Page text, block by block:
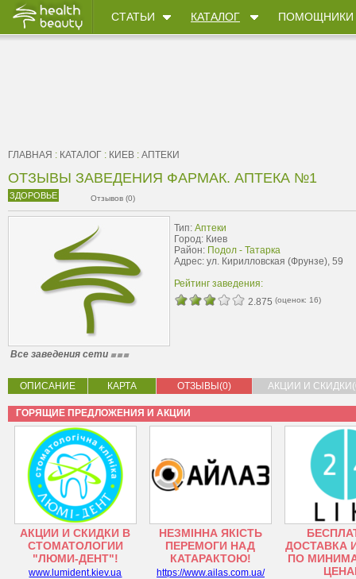
СТАТЬИ КАТАЛОГ ПОМОЩНИКИ
ГЛАВНАЯ : КАТАЛОГ : КИЕВ : АПТЕКИ
ОТЗЫВЫ ЗАВЕДЕНИЯ ФАРМАК. АПТЕКА №1
ЗДОРОВЬЕ Отзывов (0)
Тип: Аптеки
Город: Киев
Район: Подол - Татарка
Адрес: ул. Кирилловская (Фрунзе), 59
Рейтинг заведения:
2.875 (оценок: 16)
Все заведения сети
ОПИСАНИЕ КАРТА ОТЗЫВЫ(0) АКЦИИ И
ГОРЯЩИЕ ПРЕДЛОЖЕНИЯ И АКЦИИ
АКЦИИ И СКИДКИ В
СТОМАТОЛОГИИ
"ЛЮМИ-ДЕНТ"!
www.lumident.kiev.ua
НЕЗМІННА ЯКІСТЬ
ПЕРЕМОГИ НАД
КАТАРАКТОЮ!
https://www.ailas.com.ua/
ДОСТАВКА
ПО